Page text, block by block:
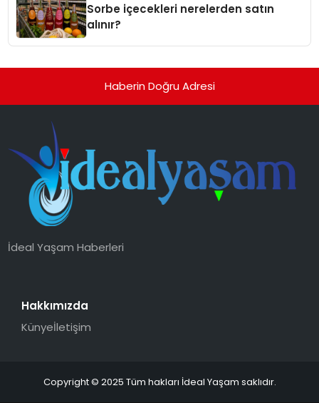
Sorbe içecekleri nerelerden satın
alınır?
Haberin Doğru Adresi
İdeal Yaşam Haberleri
Hakkımızda
Künyeİletişim
Copyright © 2025 Tüm hakları İdeal Yaşam saklıdır.